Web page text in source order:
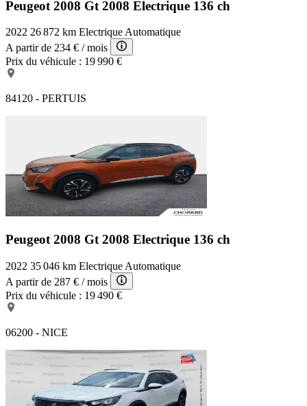
Peugeot 2008 Gt 2008 Electrique 136 ch
2022 26 872 km ElectriqueAutomatique
A partir de 234 € / mois
Prix du véhicule : 19 990 €
84120 - PERTUIS
Peugeot 2008 Gt 2008 Electrique 136 ch
2022 35 046 km Electrique Automatique
A partir de 287 € / mois
Prix du véhicule : 19 490 €
06200 - NICE